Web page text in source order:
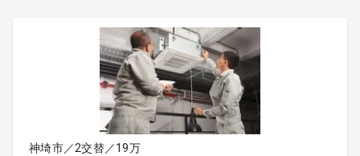
神埼市／2交替／19万